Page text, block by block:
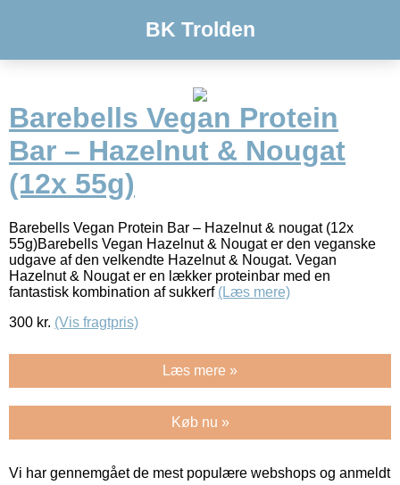
BK Trolden
Barebells Vegan Protein
Bar – Hazelnut & Nougat
(12x 55g)
Barebells Vegan Protein Bar – Hazelnut & nougat (12x
55g)Barebells Vegan Hazelnut & Nougat er den veganske
udgave af den velkendte Hazelnut & Nougat. Vegan
Hazelnut & Nougat er en lækker proteinbar med en
fantastisk kombination af sukkerf (Læs mere)
300 kr. (Vis fragtpris)
Læs mere »
Køb nu »
Vi har gennemgået de mest populære webshops og anmeldt